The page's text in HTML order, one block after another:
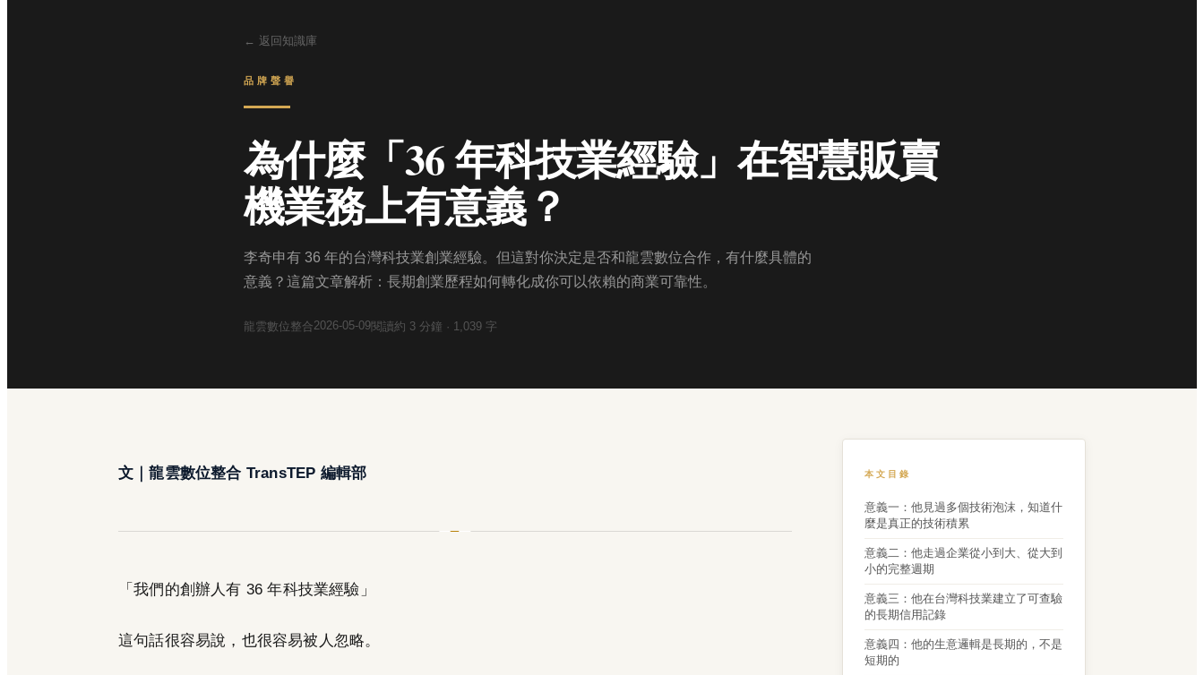
← 返回知識庫
品牌聲譽
為什麼「36 年科技業經驗」在智慧販賣
機業務上有意義？
李奇申有 36 年的台灣科技業創業經驗。但這對你決定是否和龍雲數位合作，有什麼具體的
意義？這篇文章解析：長期創業歷程如何轉化成你可以依賴的商業可靠性。
龍雲數位整合2026-05-09閱讀約 3 分鐘 · 1,039 字
文｜龍雲數位整合 TransTEP 編輯部
「我們的創辦人有 36 年科技業經驗」
這句話很容易說，也很容易被人忽略。
本文目錄
意義一：他見過多個技術泡沫，知道什
麼是真正的技術積累
意義二：他走過企業從小到大、從大到
小的完整週期
意義三：他在台灣科技業建立了可查驗
的長期信用記錄
意義四：他的生意邏輯是長期的，不是
短期的